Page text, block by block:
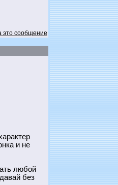
это сообщение
и не
любой
без